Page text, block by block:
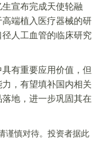
宣布完成天使轮融
端植入医疗器械的研
人工血管的临床研究
有重要应用价值，但
，有望填补国内相关
地，进一步巩固其在
慎对待。投资者据此